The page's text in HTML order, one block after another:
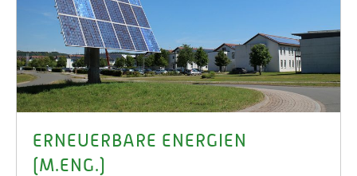
ERNEUERBARE ENERGIEN
(M.ENG.)